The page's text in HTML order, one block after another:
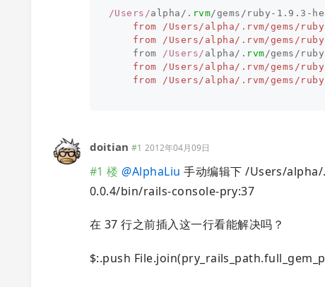
/Users/alpha / . rvm/gems / ruby - 1.9 . 3 -
from /Users/alpha/.rvm/gems/
from /Users/alpha/.rvm/gems/
from
/Users/ alpha/ . rvm/gems / ruby
from /Users/alpha/.rvm/gems/
from /Users/alpha/.rvm/gems/
doitian #1 2012年04月09日
#1 楼 @AlphaLiu 手动编辑下 /Users/
0.0.4/bin/rails-console-pry:37
在 37 行之前插入这一行看能解决吗？
$:.push